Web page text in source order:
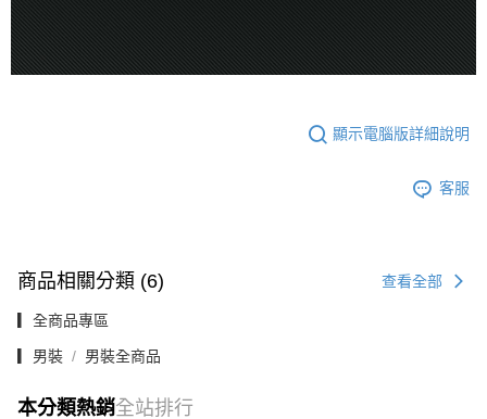
顯示電腦版詳細說明
客服
商品相關分類 (6) 查看全部
▎全商品專區
▎男裝 男裝全商品
本分類熱銷全站排行